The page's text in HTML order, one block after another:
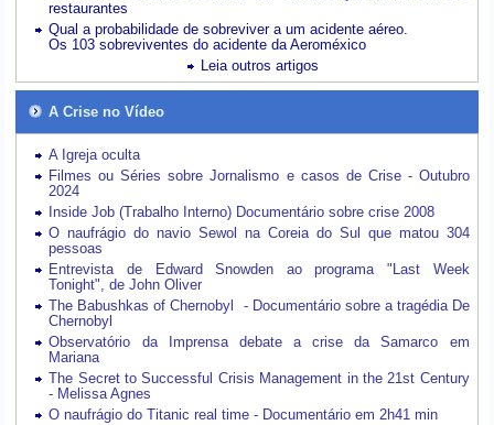
restaurantes
Qual a probabilidade de sobreviver a um acidente aéreo.
Os 103 sobreviventes do acidente da Aeroméxico
Leia outros artigos
A Crise no Vídeo
A Igreja oculta
Filmes ou Séries sobre Jornalismo e casos de Crise - Outubro
2024
Inside Job (Trabalho Interno) Documentário sobre crise 2008
O naufrágio do navio Sewol na Coreia do Sul que matou 304
pessoas
Entrevista de Edward Snowden ao programa "Last Week
Tonight", de John Oliver
The Babushkas of Chernobyl - Documentário sobre a tragédia De
Chernobyl
Observatório da Imprensa debate a crise da Samarco em
Mariana
The Secret to Successful Crisis Management in the 21st Century
- Melissa Agnes
O naufrágio do Titanic real time - Documentário em 2h41 min